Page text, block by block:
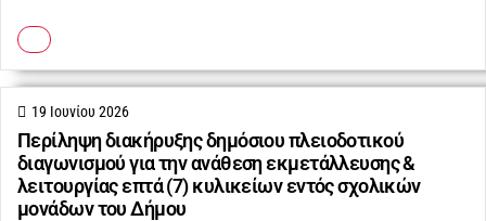
Περίληψη διακήρυξης δημόσιου πλειοδοτικού
διαγωνισμού για την ανάθεση εκμετάλλευσης &
λειτουργίας επτά (7) κυλικείων εντός σχολικών
μονάδων του Δήμου
19 Ιουνίου 2026